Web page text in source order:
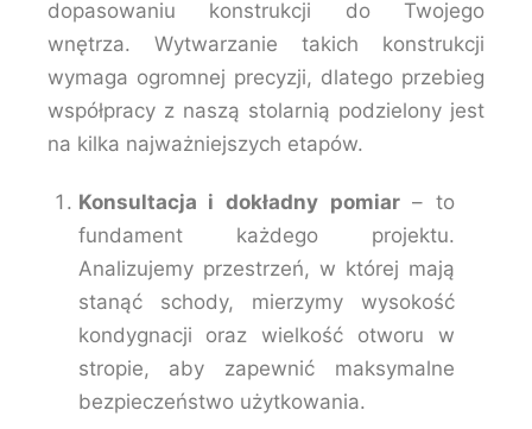
dopasowaniu konstrukcji do Twojego
wnętrza. Wytwarzanie takich konstrukcji
wymaga ogromnej precyzji, dlatego przebieg
współpracy z naszą stolarnią podzielony jest
na kilka najważniejszych etapów.
Konsultacja i dokładny pomiar – to
fundament każdego projektu.
Analizujemy przestrzeń, w której mają
stanąć schody, mierzymy wysokość
kondygnacji oraz wielkość otworu w
stropie, aby zapewnić maksymalne
bezpieczeństwo użytkowania.